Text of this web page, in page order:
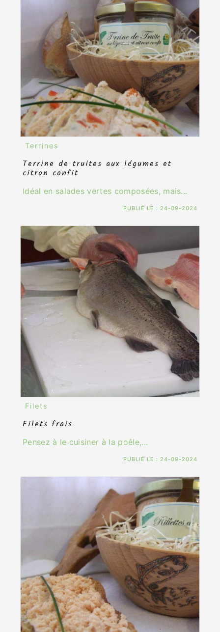
Terrines
Terrine de truites aux légumes et
citron confit
Idéal en salades vertes composées, mais...
PUBLIÉ LE : 24-09-2024
Filets
Filets frais
Pensez à le cuisiner à la poêle,...
PUBLIÉ LE : 24-09-2024